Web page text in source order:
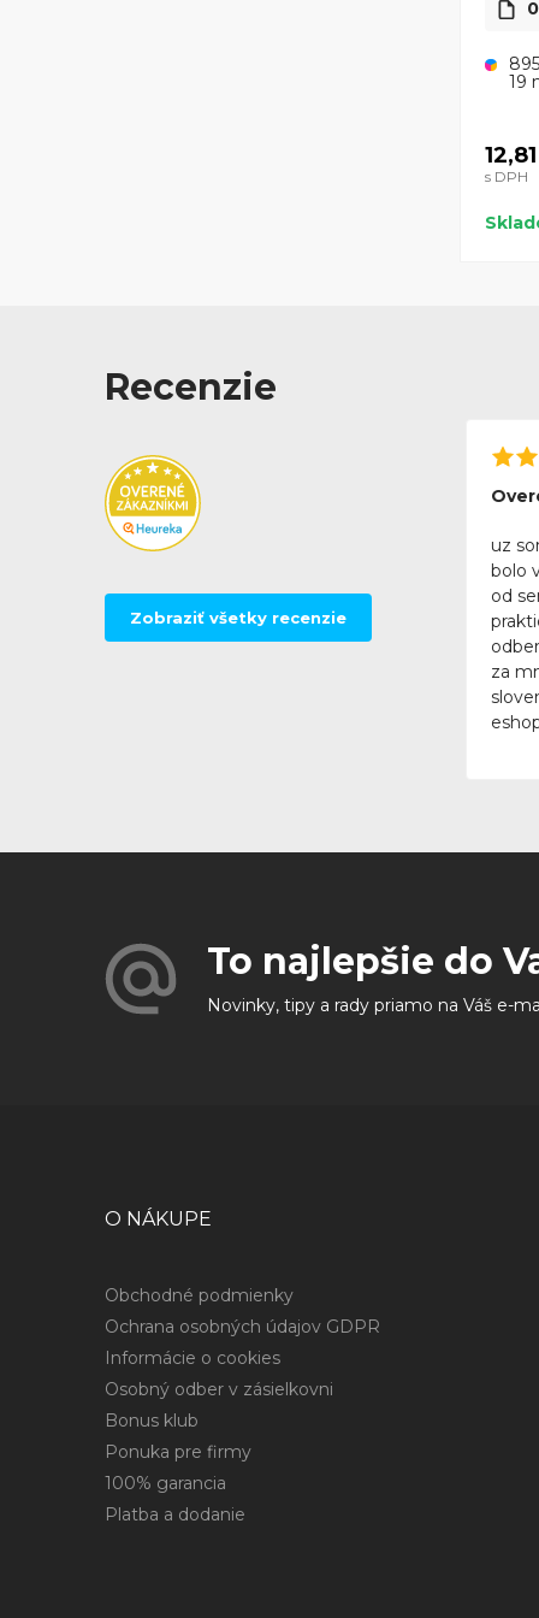
19
s DPH
Recenzie
Zobraziť všetky recenzie
uz
bolo
od
za
To najlepšie do
Novinky, tipy a rady priamo na Váš e-
O NÁKUPE
Obchodné podmienky
Ochrana osobných údajov GDPR
Informácie o cookies
Osobný odber v zásielkovni
Bonus klub
Ponuka pre firmy
100% garancia
Platba a dodanie